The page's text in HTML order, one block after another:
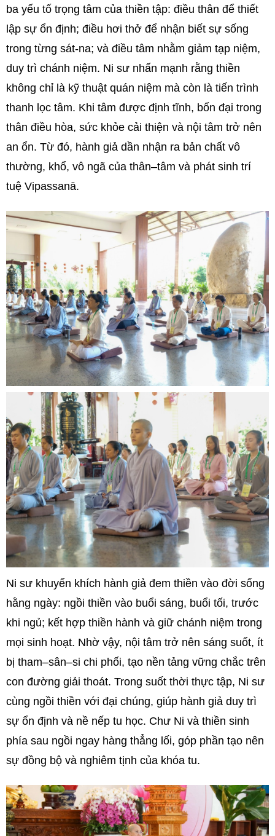
ba yếu tố trọng tâm của thiền tập: điều thân để thiết
lập sự ổn định; điều hơi thở để nhận biết sự sống
trong từng sát-na; và điều tâm nhằm giảm tạp niệm,
duy trì chánh niệm. Ni sư nhấn mạnh rằng thiền
không chỉ là kỹ thuật quán niệm mà còn là tiến trình
thanh lọc tâm. Khi tâm được định tĩnh, bốn đại trong
thân điều hòa, sức khỏe cải thiện và nội tâm trở nên
an ổn. Từ đó, hành giả dần nhận ra bản chất vô
thường, khổ, vô ngã của thân–tâm và phát sinh trí
tuệ Vipassanā.
Ni sư khuyến khích hành giả đem thiền vào đời sống
hằng ngày: ngồi thiền vào buổi sáng, buổi tối, trước
khi ngủ; kết hợp thiền hành và giữ chánh niệm trong
mọi sinh hoạt. Nhờ vậy, nội tâm trở nên sáng suốt, ít
bị tham–sân–si chi phối, tạo nền tảng vững chắc trên
con đường giải thoát. Trong suốt thời thực tập, Ni sư
cùng ngồi thiền với đại chúng, giúp hành giả duy trì
sự ổn định và nề nếp tu học. Chư Ni và thiền sinh
phía sau ngồi ngay hàng thẳng lối, góp phần tạo nên
sự đồng bộ và nghiêm tịnh của khóa tu.